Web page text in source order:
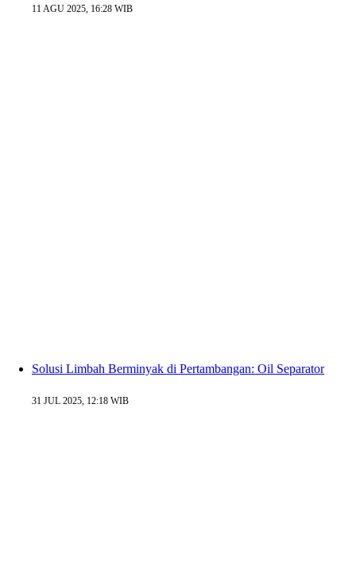
11 AGU 2025, 16:28 WIB
Solusi Limbah Berminyak di Pertambangan: Oil Separator
31 JUL 2025, 12:18 WIB